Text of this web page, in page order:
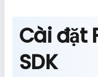
Cài đặt
SDK